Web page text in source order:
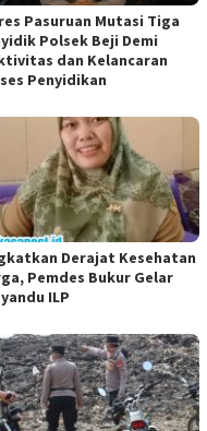
Pasuruan Mutasi Tiga
Polsek Beji Demi
dan Kelancaran
Penyidikan
Derajat Kesehatan
Pemdes Bukur Gelar
ILP